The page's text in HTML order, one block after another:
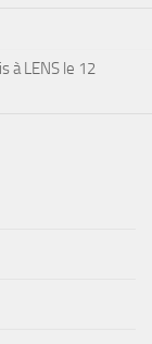
à LENS le 12